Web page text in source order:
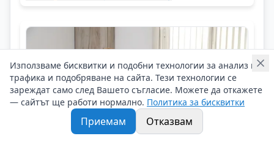
Използваме бисквитки и подобни технологии за анализ на
трафика и подобряване на сайта. Тези технологии се
зареждат само след Вашето съгласие. Можете да откажете
— сайтът ще работи нормално. Политика за бисквитки
Приемам Отказвам